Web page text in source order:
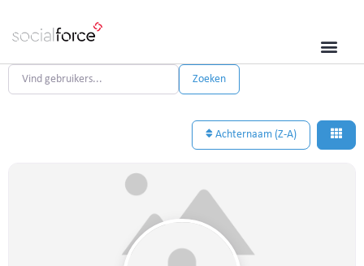
Vind gebruikers...
Vind gebruikers...
Zoeken
Achternaam (Z-A)